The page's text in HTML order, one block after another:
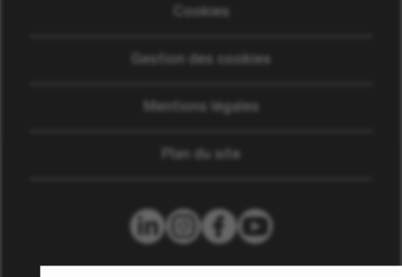
Cookies
Gestion des cookies
Mentions légales
Plan du site